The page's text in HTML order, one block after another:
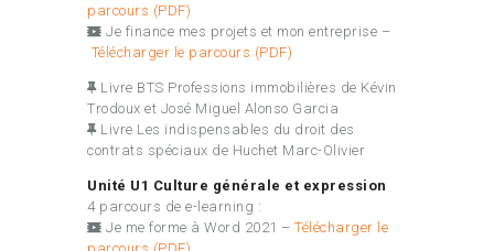
parcours (PDF)
Je finance mes projets et mon entreprise –
Télécharger le parcours (PDF)
Livre BTS Professions immobilières de Kévin
Trodoux et José Miguel Alonso Garcia
Livre Les indispensables du droit des
contrats spéciaux de Huchet Marc-Olivier
Unité U1 Culture générale et expression
4 parcours de e-learning :
Je me forme à Word 2021 – Télécharger le